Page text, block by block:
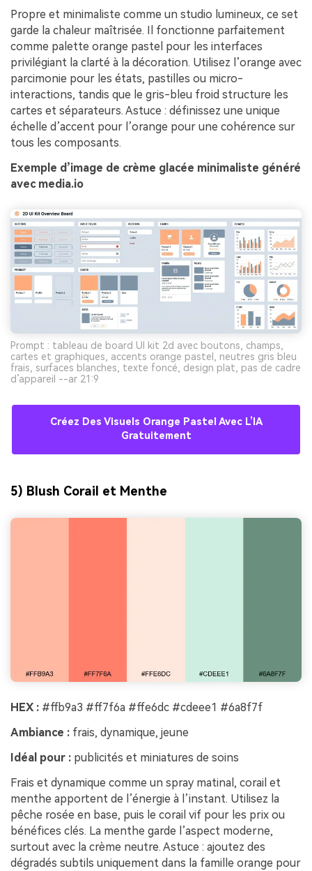
Propre et minimaliste comme un studio lumineux, ce set
garde la chaleur maîtrisée. Il fonctionne parfaitement
comme palette orange pastel pour les interfaces
privilégiant la clarté à la décoration. Utilisez l’orange avec
parcimonie pour les états, pastilles ou micro-
interactions, tandis que le gris-bleu froid structure les
cartes et séparateurs. Astuce : définissez une unique
échelle d’accent pour l’orange pour une cohérence sur
tous les composants.
Exemple d’image de crème glacée minimaliste généré
avec media.io
Prompt : tableau de board UI kit 2d avec boutons, champs,
cartes et graphiques, accents orange pastel, neutres gris bleu
frais, surfaces blanches, texte foncé, design plat, pas de cadre
d’appareil --ar 21:9
Créez Des Visuels Orange Pastel Avec L’IA
Gratuitement
5) Blush Corail et Menthe
HEX : #ffb9a3 #ff7f6a #ffe6dc #cdeee1 #6a8f7f
Ambiance : frais, dynamique, jeune
Idéal pour : publicités et miniatures de soins
Frais et dynamique comme un spray matinal, corail et
menthe apportent de l’énergie à l’instant. Utilisez la
pêche rosée en base, puis le corail vif pour les prix ou
bénéfices clés. La menthe garde l’aspect moderne,
surtout avec la crème neutre. Astuce : ajoutez des
dégradés subtils uniquement dans la famille orange pour
à l’infini. 100 %
gratuit!
Créer Gratuitement
→